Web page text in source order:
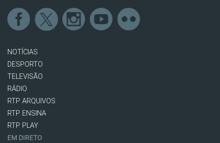
NOTÍCIAS
DESPORTO
TELEVISÃO
RÁDIO
RTP ARQUIVOS
RTP ENSINA
RTP PLAY
EM DIRETO